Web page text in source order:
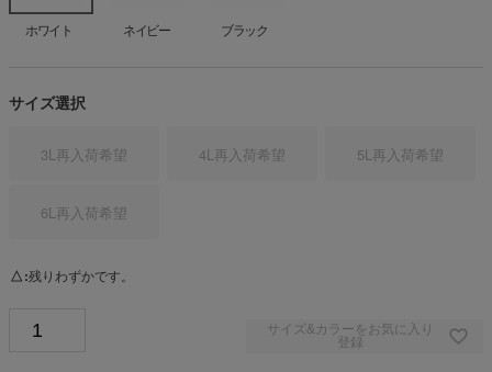
ホワイト ネイビー ブラック
サイズ選択
3L再入荷希望 4L再入荷希望 5L再入荷希望
6L再入荷希望
△ 残りわずかです。
サイズ&カラーをお気に入り
登録